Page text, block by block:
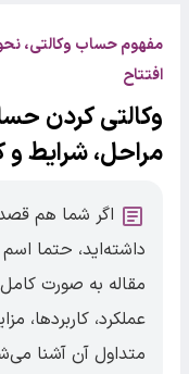
مفهوم حساب وکالتی،
افتتاح
وکالتی کردن
مراحل، شرایط و
اگر شما هم
داشته‌اید، حتما
مقاله به صورت
عملکرد، کاربردها،
متداول آن آشنا